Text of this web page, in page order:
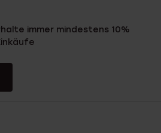
immer mindestens 10%